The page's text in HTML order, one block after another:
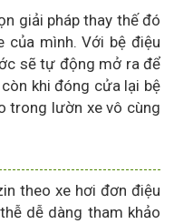
giải pháp thay thế đó
của mình. Với bệ điệu
sẽ tự động mở ra để
khi đóng cửa lại bệ
trong lườn xe vô cùng
theo xe hơi đơn điệu
dễ dàng tham khảo